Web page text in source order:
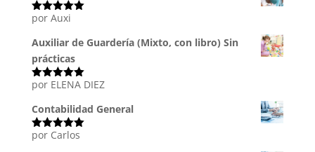
Valorado
por Auxi
Auxiliar de Guardería (Mixto, con libro) Sin
prácticas
Valorado
por ELENA DIEZ
Contabilidad General
Valorado
por Carlos